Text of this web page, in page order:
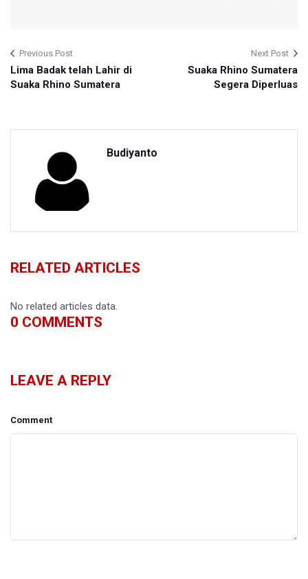
Previous Post
Lima Badak telah Lahir di
Suaka Rhino Sumatera
Next Post
Suaka Rhino Sumatera
Segera Diperluas
Budiyanto
RELATED ARTICLES
No related articles data.
0 COMMENTS
LEAVE A REPLY
Comment